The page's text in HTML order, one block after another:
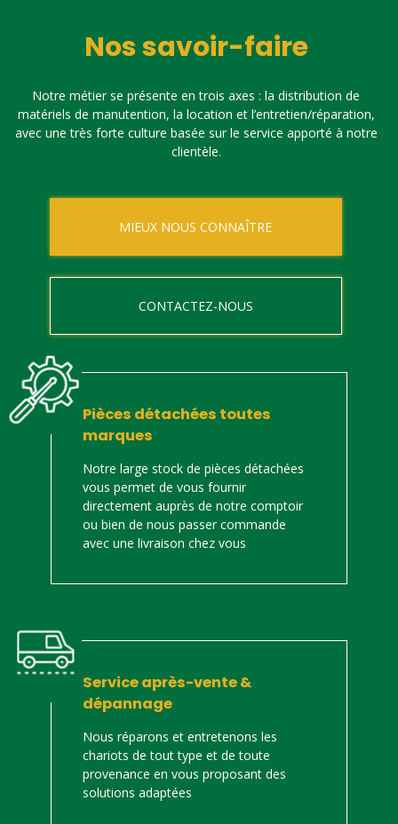
Nos savoir-faire
Notre métier se présente en trois axes : la distribution de
matériels de manutention, la location et l’entretien/réparation,
avec une très forte culture basée sur le service apporté à notre
clientèle.
MIEUX NOUS CONNAÎTRE
CONTACTEZ-NOUS
Pièces détachées toutes
marques
Notre large stock de pièces détachées
vous permet de vous fournir
directement auprès de notre comptoir
ou bien de nous passer commande
avec une livraison chez vous
Service après-vente &
dépannage
Nous réparons et entretenons les
chariots de tout type et de toute
provenance en vous proposant des
solutions adaptées